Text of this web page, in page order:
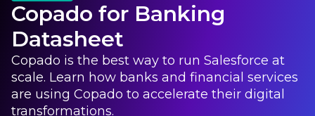
Copado for Banking
Datasheet
Copado is the best way to run Salesforce at
scale. Learn how banks and financial services
are using Copado to accelerate their digital
transformations.